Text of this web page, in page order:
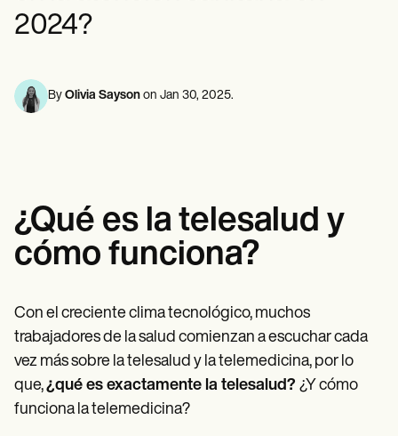
Trabajo Social
Psicología
Enfermeras/os
Masajistas
Comparación
Guías de la app
Plantillas
Códigos ICD
Notas SOAP
Treatment Plan Template
Informed Consent Form
Social Work Treatment Plans
DAR Note Template
Patient Visit Summary Template
Help Center
Insurance claims
Speech therapists
Massage therapists
2024?
By Olivia Sayson on Jan 30, 2025.
¿Qué es la telesalud y
cómo funciona?
Con el creciente clima tecnológico, muchos
trabajadores de la salud comienzan a escuchar cada
vez más sobre la telesalud y la telemedicina, por lo
que,¿qué es exactamente la telesalud? ¿Y cómo
funciona la telemedicina?